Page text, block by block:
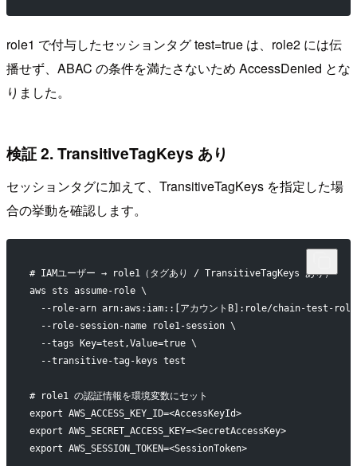
role1 で付与したセッションタグ test=true は、role2 には伝
播せず、ABAC の条件を満たさないため AccessDenied とな
りました。
検証 2. TransitiveTagKeys あり
セッションタグに加えて、TransitiveTagKeys を指定した場
合の挙動を確認します。
# IAMユーザー → role1（タグあり / TransitiveTagKeys あり）
aws sts assume-role \
--role-arn arn:aws:iam::[アカウントB]:role/chain-test-
  --role-session-name role1-session \
  --tags Key=test,Value=true \
  --transitive-tag-keys test
# role1 の認証情報を環境変数にセット
export AWS_ACCESS_KEY_ID=<AccessKeyId>
export AWS_SECRET_ACCESS_KEY=<SecretAccessKey>
export AWS_SESSION_TOKEN=<SessionToken>